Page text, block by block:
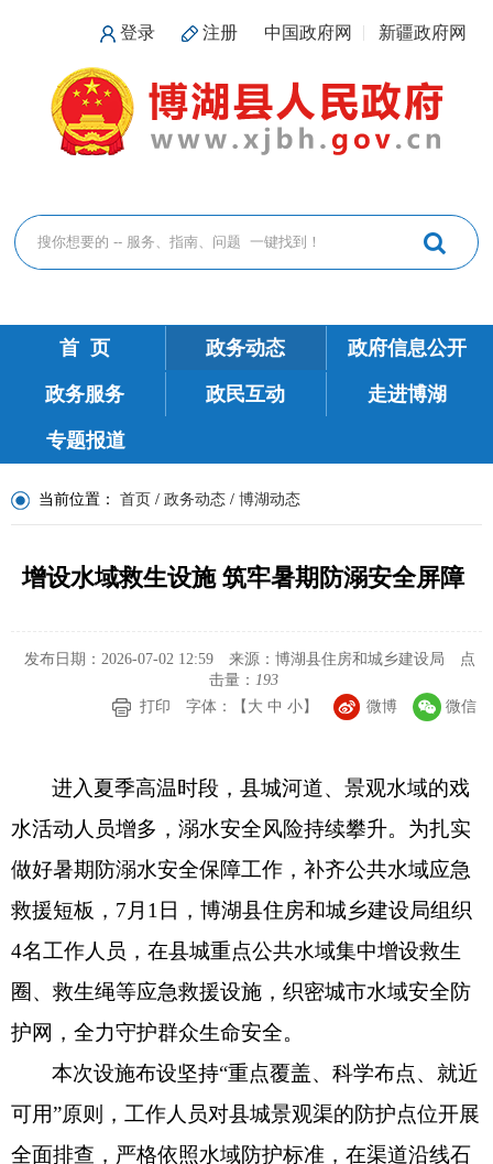
登录 注册 中国政府网 新疆政府网
首 页 政务动态 政府信息公开
政务服务 政民互动 走进博湖
专题报道
当前位置： 首页 / 政务动态 / 博湖动态
增设水域救生设施 筑牢暑期防溺安全屏障
发布日期：2026-07-02 12:59 来源：博湖县住房和城乡建设局
点
击量： 193
打印
字体：【 大 中 小】 微博 微信
进入夏季高温时段，县城河道、景观水域的戏
水活动人员增多，溺水安全风险持续攀升。为扎实
做好暑期防溺水安全保障工作，补齐公共水域应急
救援短板， 7 月 1 日，博湖县住房和城乡建设局组织
4名工作人员， 在县城重点公共水域集中增设救生
圈、救生绳等应急救援设施，织密城市水域安全防
护网，全力守护群众生命安全。
本次设施布设坚持“重点覆盖、科学布点、就近
可用”原则，工作人员对县城景观渠的防护点位开展
全面排查，严格依照水域防护标准，在渠道沿线石